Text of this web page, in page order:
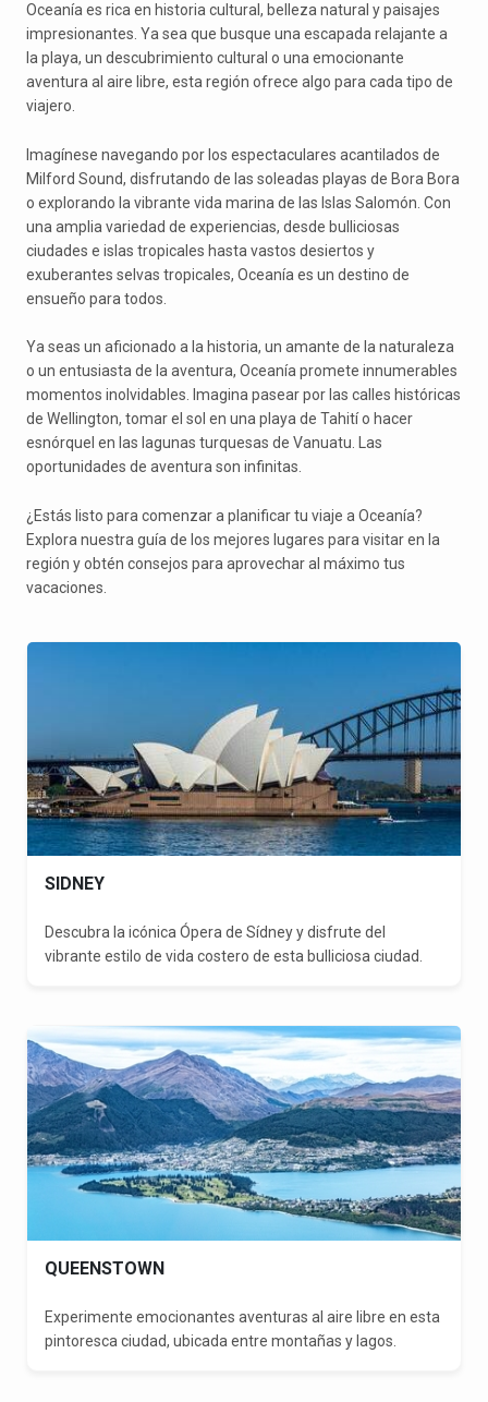
Oceanía es rica en historia cultural, belleza natural y paisajes
impresionantes. Ya sea que busque una escapada relajante a
la playa, un descubrimiento cultural o una emocionante
aventura al aire libre, esta región ofrece algo para cada tipo de
viajero.
Imagínese navegando por los espectaculares acantilados de
Milford Sound, disfrutando de las soleadas playas de Bora Bora
o explorando la vibrante vida marina de las Islas Salomón. Con
una amplia variedad de experiencias, desde bulliciosas
ciudades e islas tropicales hasta vastos desiertos y
exuberantes selvas tropicales, Oceanía es un destino de
ensueño para todos.
Ya seas un aficionado a la historia, un amante de la naturaleza
o un entusiasta de la aventura, Oceanía promete innumerables
momentos inolvidables. Imagina pasear por las calles históricas
de Wellington, tomar el sol en una playa de Tahití o hacer
esnórquel en las lagunas turquesas de Vanuatu. Las
oportunidades de aventura son infinitas.
¿Estás listo para comenzar a planificar tu viaje a Oceanía?
Explora nuestra guía de los mejores lugares para visitar en la
región y obtén consejos para aprovechar al máximo tus
vacaciones.
SIDNEY
Descubra la icónica Ópera de Sídney y disfrute del
vibrante estilo de vida costero de esta bulliciosa ciudad.
QUEENSTOWN
Experimente emocionantes aventuras al aire libre en esta
pintoresca ciudad, ubicada entre montañas y lagos.